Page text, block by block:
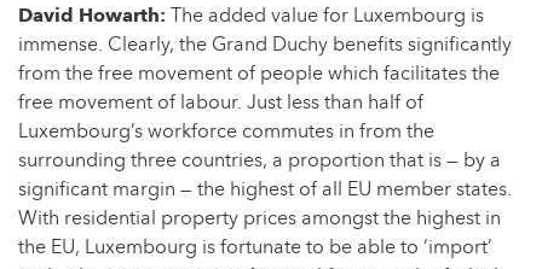
David Howarth: The added value for Luxembourg is
immense. Clearly, the Grand Duchy benefits significantly
from the free movement of people which facilitates the
free movement of labour. Just less than half of
Luxembourg’s workforce commutes in from the
surrounding three countries, a proportion that is — by a
significant margin — the highest of all EU member states.
With residential property prices amongst the highest in
the EU, Luxembourg is fortunate to be able to ‘import’